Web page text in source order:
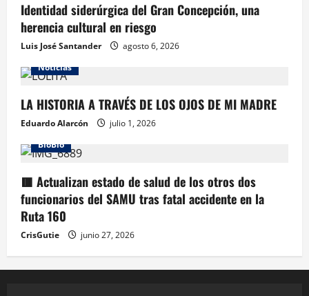
Identidad siderúrgica del Gran Concepción, una
herencia cultural en riesgo
Luis José Santander
agosto 6, 2026
Noticias
LA HISTORIA A TRAVÉS DE LOS OJOS DE MI MADRE
Eduardo Alarcón
julio 1, 2026
BioBio
🟥 Actualizan estado de salud de los otros dos
funcionarios del SAMU tras fatal accidente en la
Ruta 160
CrisGutie junio 27, 2026